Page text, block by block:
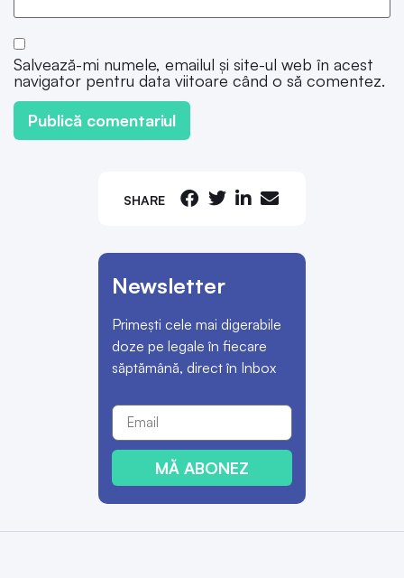
SHARE
Newsletter
Primești cele mai digerabile
doze pe legale în fiecare
săptămână, direct în Inbox
MĂ ABONEZ
Salvează-mi numele, emailul și site-ul web în acest
navigator pentru data viitoare când o să comentez.